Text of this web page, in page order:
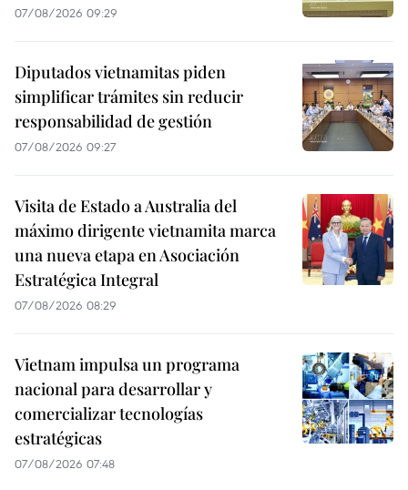
07/08/2026 09:29
Diputados vietnamitas piden
simplificar trámites sin reducir
responsabilidad de gestión
07/08/2026 09:27
Visita de Estado a Australia del
máximo dirigente vietnamita marca
una nueva etapa en Asociación
Estratégica Integral
07/08/2026 08:29
Vietnam impulsa un programa
nacional para desarrollar y
comercializar tecnologías
estratégicas
07/08/2026 07:48